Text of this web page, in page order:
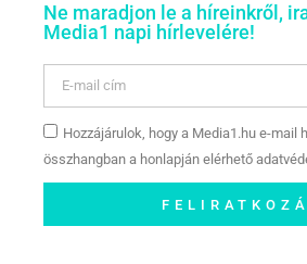
Ne maradjon le a híreinkről,
Media1 napi hírlevelére!
Hozzájárulok, hogy a Media1.hu e-mail
összhangban a honlapján elérhető